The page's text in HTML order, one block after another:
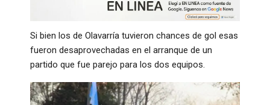
Si bien los de Olavarría tuvieron chances de gol esas
fueron desaprovechadas en el arranque de un
partido que fue parejo para los dos equipos.